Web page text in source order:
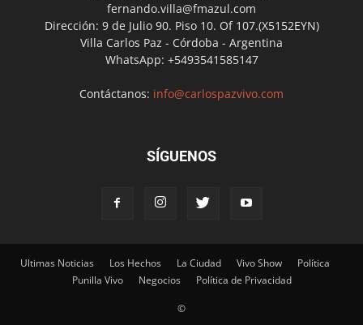
fernando.villa@fmazul.com
Dirección: 9 de Julio 90. Piso 10. Of 107.(X5152EYN)
Villa Carlos Paz - Córdoba - Argentina
WhatsApp: +5493541585147
Contáctanos: info@carlospazvivo.com
SÍGUENOS
Ultimas Noticias Los Hechos La Ciudad Vivo Show
Política
Punilla Vivo
Negocios Política de Privacidad
©